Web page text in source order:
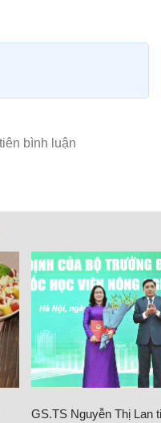
GS.TS Nguyễn Thị Lan